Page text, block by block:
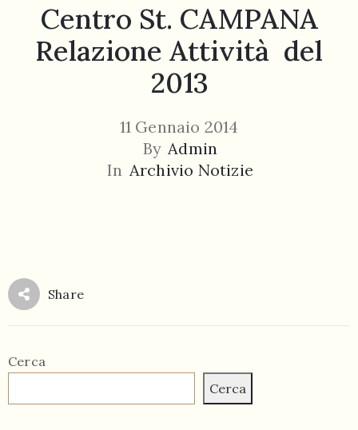
Museo
Curiosità
055
804
centrocampana@tiscali.it
Centro St. CAMPANA
Relazione Attività del
2013
11 Gennaio 2014
By Admin
In Archivio Notizie
Share
Cerca
Cerca